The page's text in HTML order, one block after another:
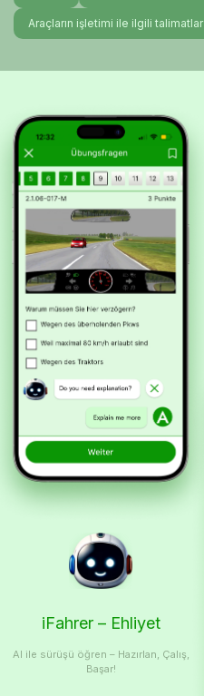
Araçların işletimi ile ilgili talimatlar
iFahrer – Ehliyet
AI ile sürüşü öğren – Hazırlan, Çalış,
Başar!